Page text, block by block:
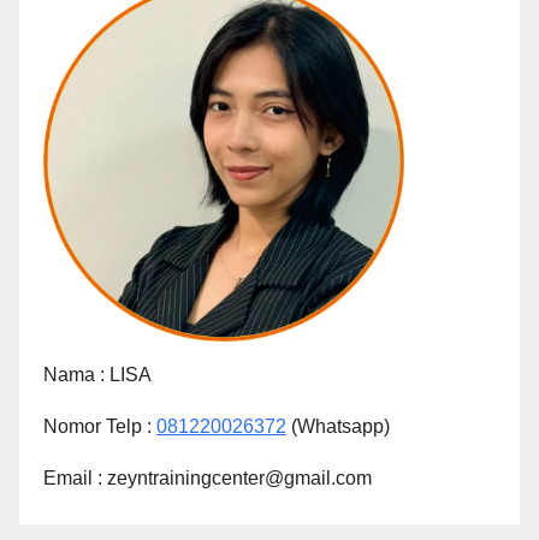
Nama : LISA
Nomor Telp : 081220026372 (Whatsapp)
Email : zeyntrainingcenter@gmail.com